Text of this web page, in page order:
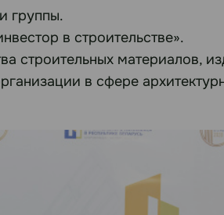
группы.
в строительстве».
строительных материалов,
в сфере